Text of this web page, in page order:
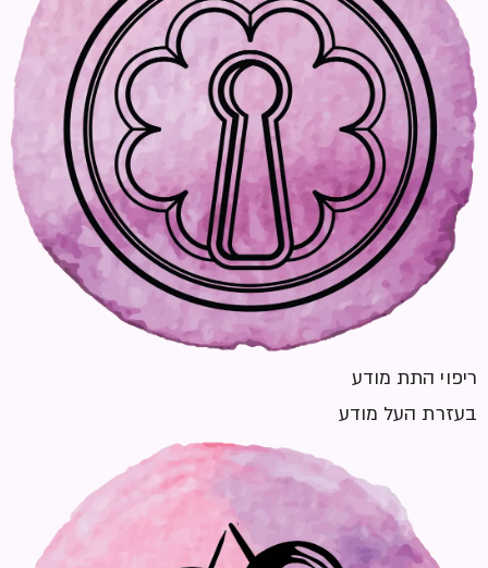
ריפוי התת מודע
בעזרת העל מודע